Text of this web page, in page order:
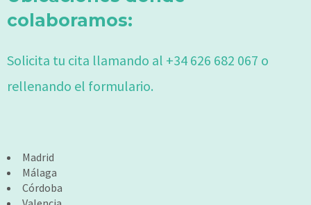
colaboramos:
Solicita tu cita llamando al +34 626 682 067 o
rellenando el formulario.
Madrid
Málaga
Córdoba